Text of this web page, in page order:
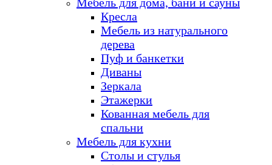
Кресла
Мебель из натурального
дерева
Пуф и банкетки
Диваны
Зеркала
Этажерки
Кованная мебель для
спальни
Мебель для кухни
Столы и стулья